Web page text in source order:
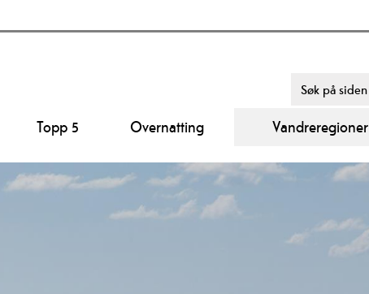
Topp 5 Overnatting Vandreregioner